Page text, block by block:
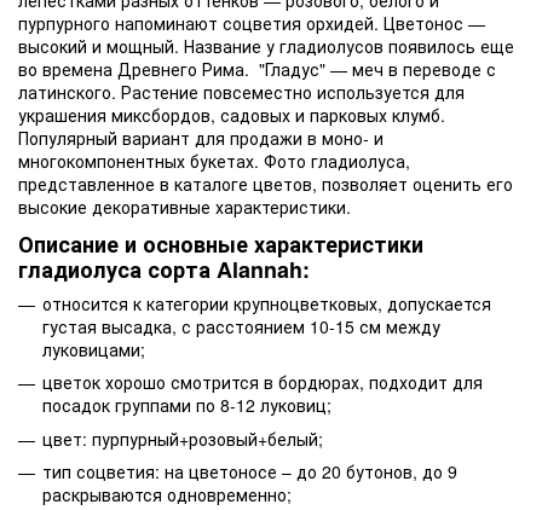
пурпурного напоминают соцветия орхидей. Цветонос —
высокий и мощный. Название у гладиолусов появилось еще
во времена Древнего Рима. "Гладус" — меч в переводе с
латинского. Растение повсеместно используется для
украшения миксбордов, садовых и парковых клумб.
Популярный вариант для продажи в моно- и
многокомпонентных букетах. Фото гладиолуса,
представленное в каталоге цветов, позволяет оценить его
высокие декоративные характеристики.
Описание и основные характеристики
гладиолуса сорта Alannah:
относится к категории крупноцветковых, допускается
густая высадка, с расстоянием 10-15 см между
луковицами;
цветок хорошо смотрится в бордюрах, подходит для
посадок группами по 8-12 луковиц;
цвет: пурпурный+розовый+белый;
тип соцветия: на цветоносе – до 20 бутонов, до 9
раскрываются одновременно;